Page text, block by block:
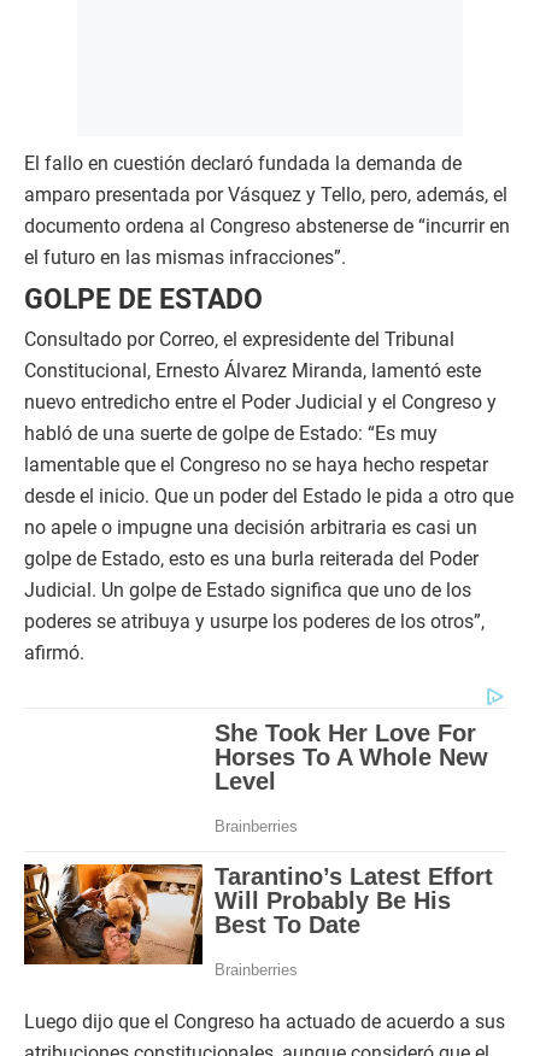
El fallo en cuestión declaró fundada la demanda de
amparo presentada por Vásquez y Tello, pero, además, el
documento ordena al Congreso abstenerse de “incurrir en
el futuro en las mismas infracciones”.
GOLPE DE ESTADO
Consultado por Correo, el expresidente del Tribunal
Constitucional, Ernesto Álvarez Miranda, lamentó este
nuevo entredicho entre el Poder Judicial y el Congreso y
habló de una suerte de golpe de Estado: “Es muy
lamentable que el Congreso no se haya hecho respetar
desde el inicio. Que un poder del Estado le pida a otro que
no apele o impugne una decisión arbitraria es casi un
golpe de Estado, esto es una burla reiterada del Poder
Judicial. Un golpe de Estado significa que uno de los
poderes se atribuya y usurpe los poderes de los otros”,
afirmó.
Luego dijo que el Congreso ha actuado de acuerdo a sus